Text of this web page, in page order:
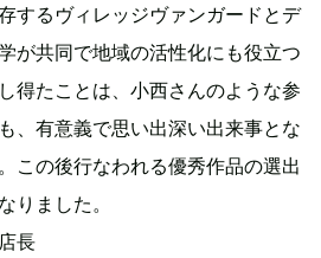
するヴィレッジヴァンガードとデ
が共同で地域の活性化にも役立つ
得たことは、小西さんのような参
、有意義で思い出深い出来事とな
この後行なわれる優秀作品の選出
りました。